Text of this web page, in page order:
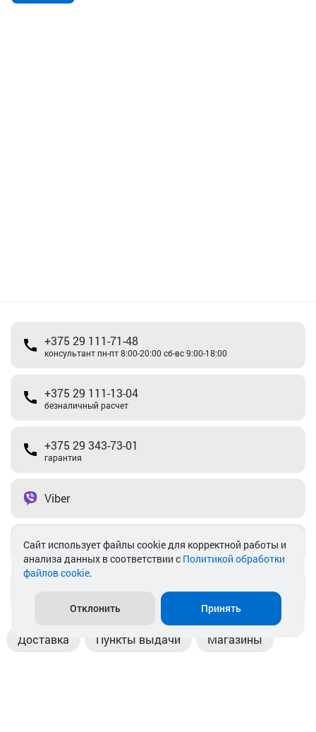
+375 29 111-71-48
консультант пн-пт 8:00-20:00 сб-вс 9:00-18:00
+375 29 111-13-04
безналичный расчет
+375 29 343-73-01
гарантия
Viber
Telegram
Доставка Пункты выдачи Магазины
Cайт использует файлы cookie для корректной работы и
анализа данных в соответствии с Политикой обработки
файлов cookie.
Отклонить Принять